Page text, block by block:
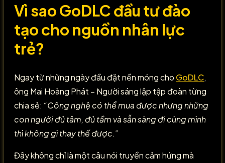
Vì sao GoDLC đầu tư đào
tạo cho nguồn nhân lực
trẻ?
Ngay từ những ngày đầu đặt nền móng cho GoDLC,
ông Mai Hoàng Phát – Người sáng lập tập đoàn từng
chia sẻ: “Công nghệ có thể mua được nhưng những
con người đủ tâm, đủ tầm và sẵn sàng đi cùng mình
thì không gì thay thế được.”
Đây không chỉ là một câu nói truyền cảm hứng mà